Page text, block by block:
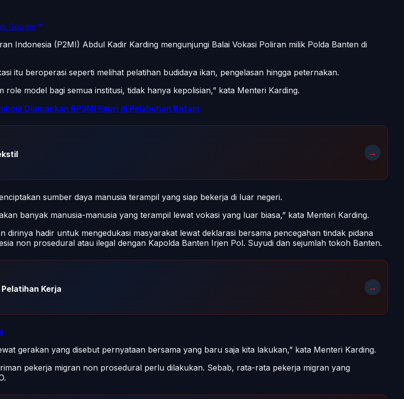
di Google
Indonesia (P2MI) Abdul Kadir Karding mengunjungi Balai Vokasi Poliran milik Polda Banten di
itu beroperasi seperti melihat pelatihan budidaya ikan, pengelasan hingga peternakan.
model bagi semua institusi, tidak hanya kepolisian,” kata Menteri Karding.
Diamankan BP3MI Kepri di Pelabuhan Batam
→
sumber daya manusia terampil yang siap bekerja di luar negeri.
banyak manusia-manusia yang terampil lewat vokasi yang luar biasa,” kata Menteri Karding.
dirinya hadir untuk mengedukasi masyarakat lewat deklarasi bersama pencegahan tindak pidana
non prosedural atau ilegal dengan Kapolda Banten Irjen Pol. Suyudi dan sejumlah tokoh Banten.
Kerja →
gerakan yang disebut pernyataan bersama yang baru saja kita lakukan,” kata Menteri Karding.
pekerja migran non prosedural perlu dilakukan. Sebab, rata-rata pekerja migran yang